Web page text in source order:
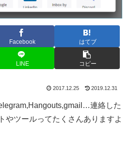
Facebook はてブ
LINE コピー
2017.12.25 2019.12.31
連絡した
やツールってたくさんありますよ